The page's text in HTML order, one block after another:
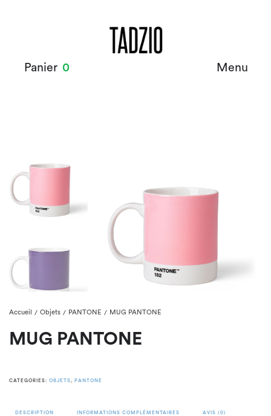
Panier 0 Menu
Accueil / Objets / PANTONE / MUG PANTONE
MUG PANTONE
CATEGORIES: OBJETS, PANTONE
DESCRIPTION INFORMATIONS COMPLÉMENTAIRES AVIS (0)